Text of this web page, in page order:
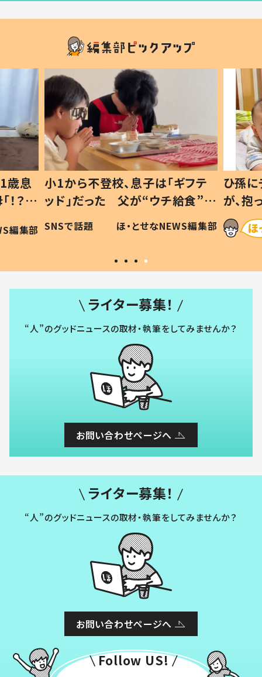
歳息
？」
編集部
小1から不登校、息子は「ギフテ
ッド」だった 父が“ウチ給食”を
作り続ける理由とは #令和の親
#令和の子
SNSで話題 ほ・とせなNEWS編集部
ひ孫
が、
「涙が
い」
ライター募集！
“人”のグッドニュースの取材・執筆をしてみませんか？
お問い合わせページへ
ライター募集！
“人”のグッドニュースの取材・執筆をしてみませんか？
お問い合わせページへ
Follow US!